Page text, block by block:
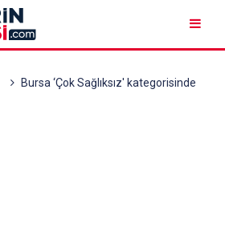
Bursa ‘Çok Sağlıksız' kategorisinde